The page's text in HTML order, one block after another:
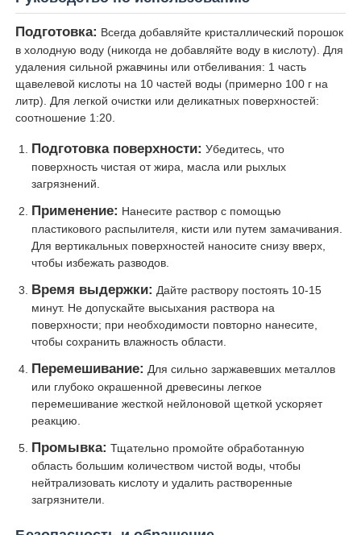
Подготовка: Всегда добавляйте кристаллический порошок
в холодную воду (никогда не добавляйте воду в кислоту). Для
удаления сильной ржавчины или отбеливания: 1 часть
щавелевой кислоты на 10 частей воды (примерно 100 г на
литр). Для легкой очистки или деликатных поверхностей:
соотношение 1:20.
Подготовка поверхности: Убедитесь, что
поверхность чистая от жира, масла или рыхлых
загрязнений.
Применение: Нанесите раствор с помощью
пластикового распылителя, кисти или путем замачивания.
Для вертикальных поверхностей наносите снизу вверх,
чтобы избежать разводов.
Время выдержки: Дайте раствору постоять 10-15
минут. Не допускайте высыхания раствора на
поверхности; при необходимости повторно нанесите,
чтобы сохранить влажность области.
Перемешивание: Для сильно заржавевших металлов
или глубоко окрашенной древесины легкое
перемешивание жесткой нейлоновой щеткой ускоряет
реакцию.
Промывка: Тщательно промойте обработанную
область большим количеством чистой воды, чтобы
нейтрализовать кислоту и удалить растворенные
загрязнители.